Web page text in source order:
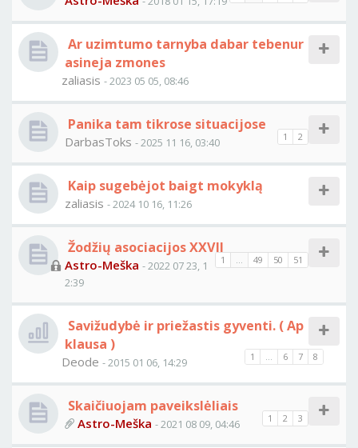
Ar uzimtumo tarnyba dabar tebenur
asineja zmones
zaliasis - 2023 05 05, 08:46
Panika tam tikrose situacijose
1 2
DarbasToks - 2025 11 16, 03:40
Kaip sugebėjot baigt mokyklą
zaliasis - 2024 10 16, 11:26
Žodžių asociacijos XXVII
1 ... 49 50 51
Astro-Meška - 2022 07 23, 1
2:39
Savižudybė ir priežastis gyventi. ( Ap
klausa )
1 ... 6 7 8
Deode - 2015 01 06, 14:29
Skaičiuojam paveikslėliais
1 2 3
Astro-Meška - 2021 08 09, 04:46